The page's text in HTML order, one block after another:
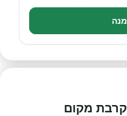
מקום